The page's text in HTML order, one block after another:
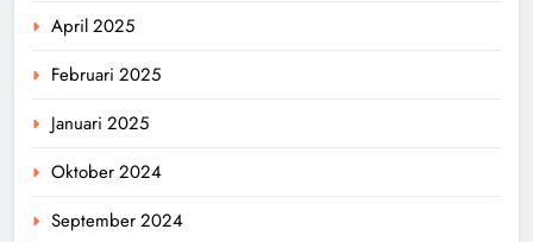
April 2025
Februari 2025
Januari 2025
Oktober 2024
September 2024